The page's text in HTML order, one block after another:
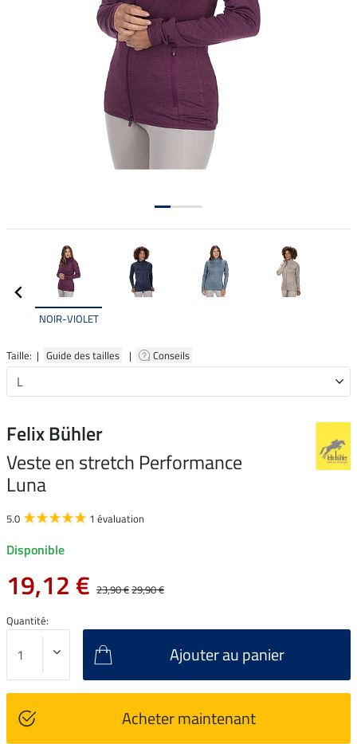
NOIR-VIOLET
Taille: | Guide des tailles | Conseils
Felix Bühler
Veste en stretch Performance
Luna
5.0 1 évaluation
Disponible
19,12 € 23,90 €29,90 €
Quantité:
Ajouter au panier
Acheter maintenant